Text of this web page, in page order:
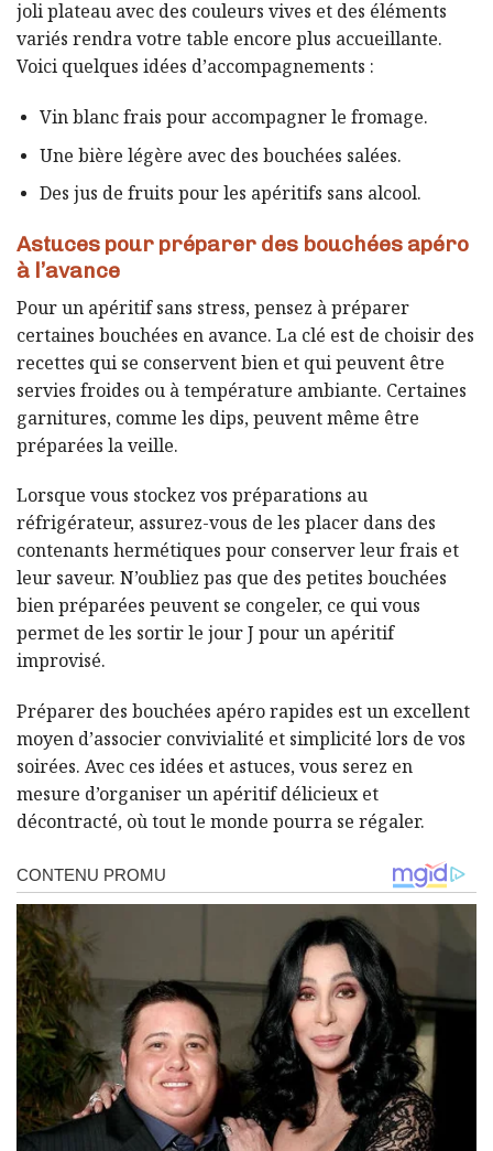
joli plateau avec des couleurs vives et des éléments
variés rendra votre table encore plus accueillante.
Voici quelques idées d’accompagnements :
Vin blanc frais pour accompagner le fromage.
Une bière légère avec des bouchées salées.
Des jus de fruits pour les apéritifs sans alcool.
Astuces pour préparer des bouchées apéro
à l’avance
Pour un apéritif sans stress, pensez à préparer
certaines bouchées en avance. La clé est de choisir des
recettes qui se conservent bien et qui peuvent être
servies froides ou à température ambiante. Certaines
garnitures, comme les dips, peuvent même être
préparées la veille.
Lorsque vous stockez vos préparations au
réfrigérateur, assurez-vous de les placer dans des
contenants hermétiques pour conserver leur frais et
leur saveur. N’oubliez pas que des petites bouchées
bien préparées peuvent se congeler, ce qui vous
permet de les sortir le jour J pour un apéritif
improvisé.
Préparer des bouchées apéro rapides est un excellent
moyen d’associer convivialité et simplicité lors de vos
soirées. Avec ces idées et astuces, vous serez en
mesure d’organiser un apéritif délicieux et
décontracté, où tout le monde pourra se régaler.